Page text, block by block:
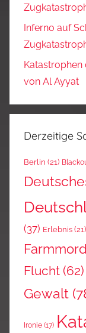
Inferno auf
Katastrophen
von Al Ayyat
Derzeitige
Berlin (21)
(37) Erlebnis (21)
Flucht (62)
Gewalt
Ironie (17)